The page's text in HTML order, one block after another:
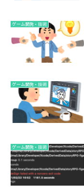
ゲーム開発・技術
ゲーム開発・技術
ゲーム開発・技術